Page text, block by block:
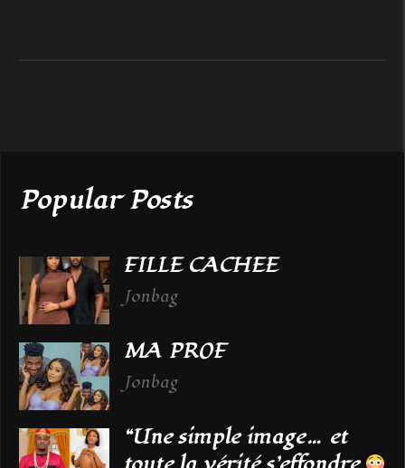
Popular Posts
FILLE CACHEE
Jonbag
MA PROF
Jonbag
“Une simple image… et